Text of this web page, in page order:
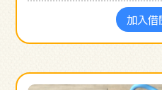
加入借